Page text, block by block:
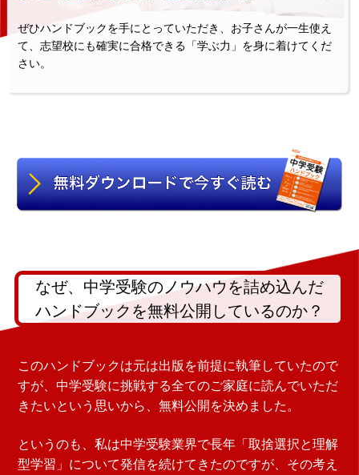
ぜひハンドブックを手にとっていただき、お子さんが一生使え
て、志望校にも確実に合格できる「学ぶ力」を身に着けてくだ
さい。
なぜ、中学受験のノウハウを詰め込んだ
ハンドブックを無料公開しているのか？
このハンドブックは元は出版を前提に執筆していたので
すが、中学受験に挑戦する全てのご家庭に読んでいただ
きたいという思いから、無料公開を決めました。
というのも、私は中学受験業界で長年「取捨選択と理解
型学習」について発信を続けてきたのですが、その考え